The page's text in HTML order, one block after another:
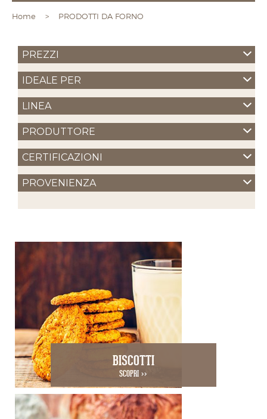
Home > PRODOTTI DA FORNO
PREZZI
IDEALE PER
LINEA
PRODUTTORE
CERTIFICAZIONI
PROVENIENZA
BISCOTTI
SCOPRI >>